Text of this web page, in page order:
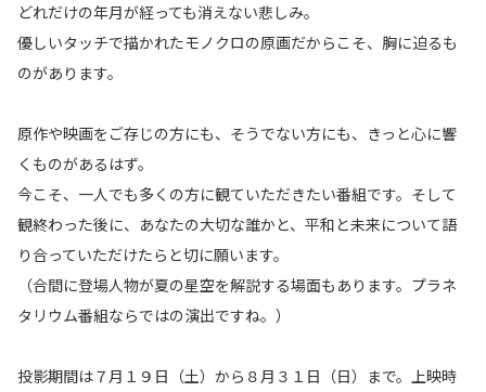
どれだけの年月が経っても消えない悲しみ。
優しいタッチで描かれたモノクロの原画だからこそ、胸に迫るも
のがあります。
原作や映画をご存じの方にも、そうでない方にも、きっと心に響
くものがあるはず。
今こそ、一人でも多くの方に観ていただきたい番組です。そして
観終わった後に、あなたの大切な誰かと、平和と未来について語
り合っていただけたらと切に願います。
（合間に登場人物が夏の星空を解説する場面もあります。プラネ
タリウム番組ならではの演出ですね。）
投影期間は７月１９日（土）から８月３１日（日）まで。上映時